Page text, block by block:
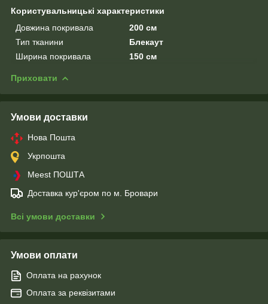
Користувальницькі характеристики
Довжина покривала
200 см
Тип тканини
Блекаут
Ширина покривала
150 см
Приховати
Умови доставки
Нова Пошта
Укрпошта
Meest ПОШТА
Доставка кур'єром по м. Бровари
Всі умови доставки
Умови оплати
Оплата на рахунок
Оплата за реквізитами